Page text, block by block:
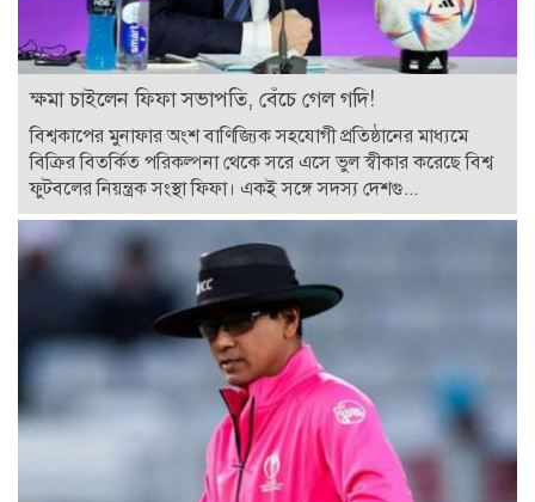
ক্ষমা চাইলেন ফিফা সভাপতি, বেঁচে গেল গদি!
বিশ্বকাপের মুনাফার অংশ বাণিজ্যিক সহযোগী প্রতিষ্ঠানের মাধ্যমে
বিক্রির বিতর্কিত পরিকল্পনা থেকে সরে এসে ভুল স্বীকার করেছে বিশ্ব
ফুটবলের নিয়ন্ত্রক সংস্থা ফিফা। একই সঙ্গে সদস্য দেশগু...